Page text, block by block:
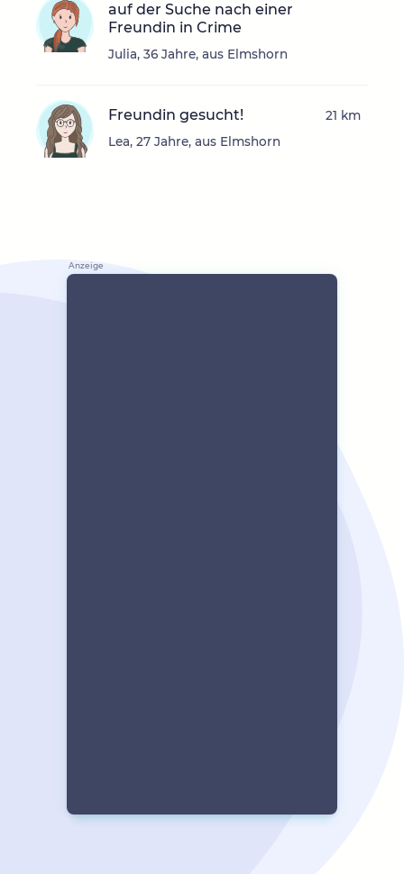
auf der Suche nach einer
Freundin in Crime
Julia, 36 Jahre, aus Elmshorn
Freundin gesucht!
Lea, 27 Jahre, aus Elmshorn
21 km